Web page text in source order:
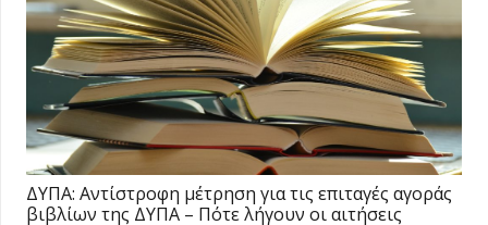
ΔΥΠΑ: Αντίστροφη μέτρηση για τις επιταγές αγοράς
βιβλίων της ΔΥΠΑ – Πότε λήγουν οι αιτήσεις